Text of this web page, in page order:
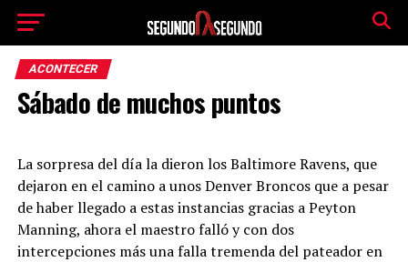
ACONTECER
Sábado de muchos puntos
La sorpresa del día la dieron los Baltimore Ravens, que
dejaron en el camino a unos Denver Broncos que a pesar
de haber llegado a estas instancias gracias a Peyton
Manning, ahora el maestro falló y con dos
intercepciones más una falla tremenda del pateador en